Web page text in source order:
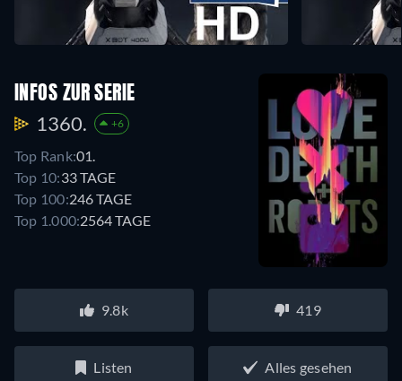
INFOS ZUR SERIE
1360. +6
Top Rank:01.
Top 10:33 TAGE
Top 100:246 TAGE
Top 1.000:2564 TAGE
9.8k 419
Listen Alles gesehen